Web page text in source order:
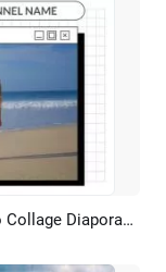
Style Créatif Voyage En Train Vlog Photo Collage Diaporama